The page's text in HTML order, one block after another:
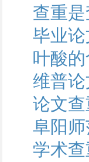
查重
毕业
叶酸
维普
论文
阜阳
学术